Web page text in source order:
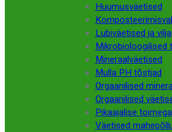
Huumusväetised
Lubiväetised ja
Mikrobioloogilised
Mineraalväetised
Mulla PH tõstjad
Orgaanilised
Orgaanilised
Pikaajalise toimega
Väetised